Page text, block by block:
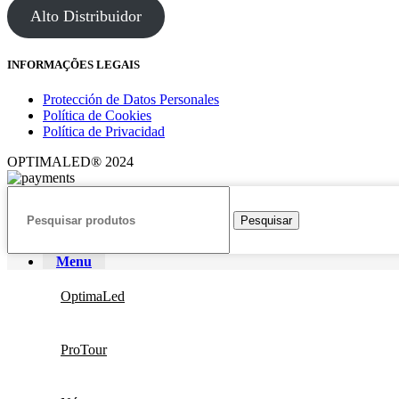
Alto Distribuidor
INFORMAÇÕES LEGAIS
Protección de Datos Personales
Política de Cookies
Política de Privacidad
OPTIMALED® 2024
Pesquisar
Menu
OptimaLed
ProTour